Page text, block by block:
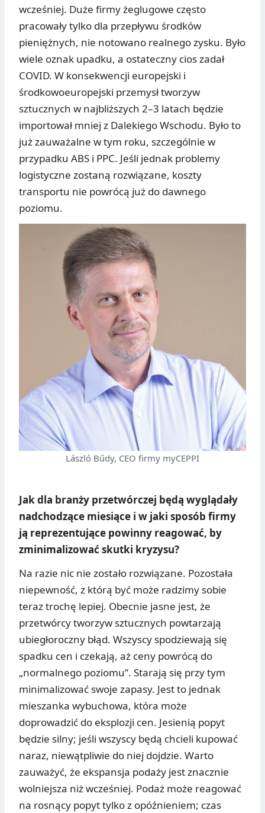
wcześniej. Duże firmy żeglugowe często
pracowały tylko dla przepływu środków
pieniężnych, nie notowano realnego zysku. Było
wiele oznak upadku, a ostateczny cios zadał
COVID. W konsekwencji europejski i
środkowoeuropejski przemysł tworzyw
sztucznych w najbliższych 2–3 latach będzie
importował mniej z Dalekiego Wschodu. Było to
już zauważalne w tym roku, szczególnie w
przypadku ABS i PPC. Jeśli jednak problemy
logistyczne zostaną rozwiązane, koszty
transportu nie powrócą już do dawnego
poziomu.
László Bűdy, CEO firmy myCEPPI
Jak dla branży przetwórczej będą wyglądały
nadchodzące miesiące i w jaki sposób firmy
ją reprezentujące powinny reagować, by
zminimalizować skutki kryzysu?
Na razie nic nie zostało rozwiązane. Pozostała
niepewność, z którą być może radzimy sobie
teraz trochę lepiej. Obecnie jasne jest, że
przetwórcy tworzyw sztucznych powtarzają
ubiegłoroczny błąd. Wszyscy spodziewają się
spadku cen i czekają, aż ceny powrócą do
„normalnego poziomu”. Starają się przy tym
minimalizować swoje zapasy. Jest to jednak
mieszanka wybuchowa, która może
doprowadzić do eksplozji cen. Jesienią popyt
będzie silny; jeśli wszyscy będą chcieli kupować
naraz, niewątpliwie do niej dojdzie. Warto
zauważyć, że ekspansja podaży jest znacznie
wolniejsza niż wcześniej. Podaż może reagować
na rosnący popyt tylko z opóźnieniem; czas